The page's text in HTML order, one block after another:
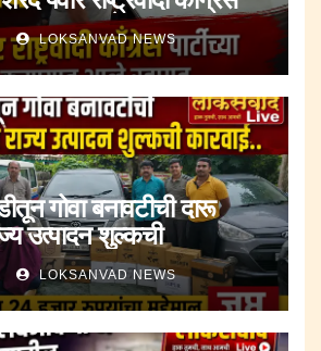
करण्यात आले स्वागत.
LOKSANVAD NEWS
गोवा बनावटीची दारू
उत्पादन शुल्कची
१० लाख २४ हजार रुपयांचा
LOKSANVAD NEWS